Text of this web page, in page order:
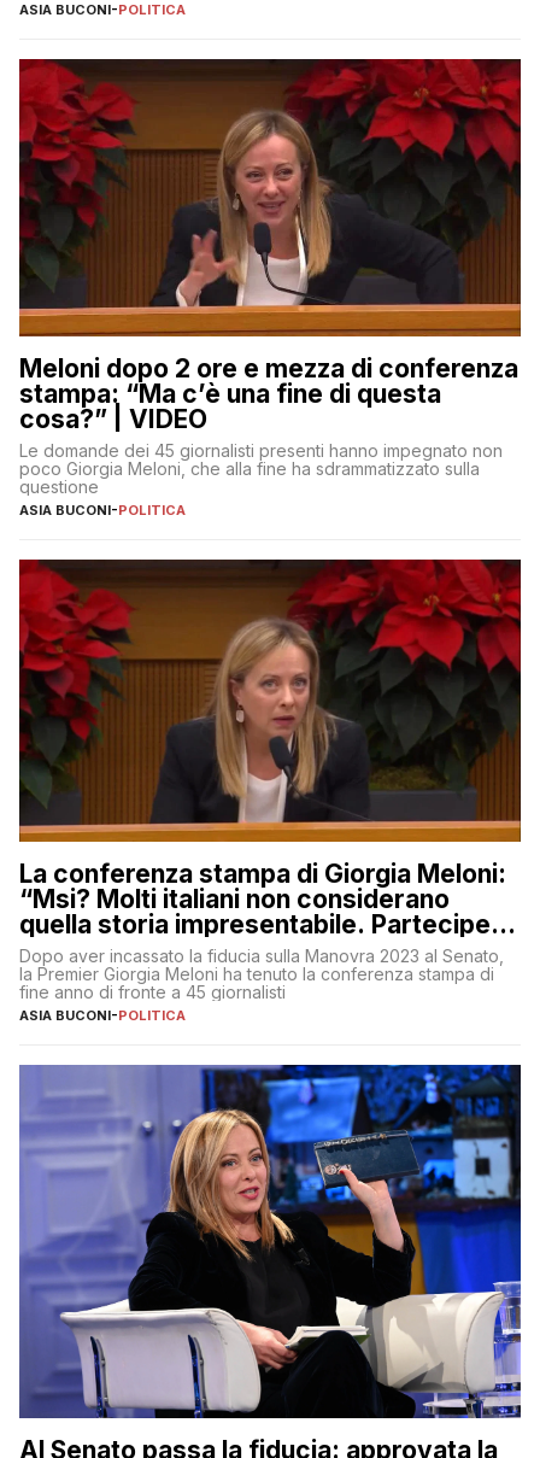
ASIA BUCONI-POLITICA
Meloni dopo 2 ore e mezza di conferenza
stampa: “Ma c’è una fine di questa
cosa?” | VIDEO
Le domande dei 45 giornalisti presenti hanno impegnato non
poco Giorgia Meloni, che alla fine ha sdrammatizzato sulla
questione
ASIA BUCONI-POLITICA
La conferenza stampa di Giorgia Meloni:
“Msi? Molti italiani non considerano
quella storia impresentabile. Parteciperò
al 25 aprile”
Dopo aver incassato la fiducia sulla Manovra 2023 al Senato,
la Premier Giorgia Meloni ha tenuto la conferenza stampa di
fine anno di fronte a 45 giornalisti
ASIA BUCONI-POLITICA
Al Senato passa la fiducia: approvata la